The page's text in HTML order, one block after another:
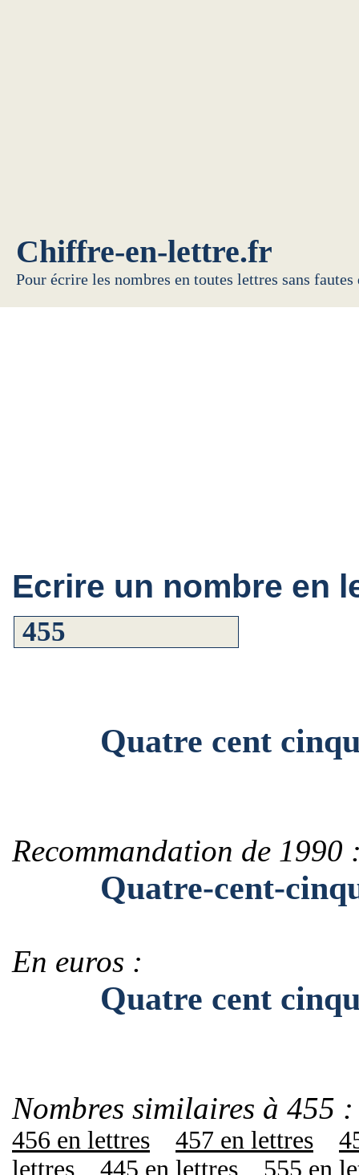
Chiffre-en-lettre.fr
Pour écrire les nombres en toutes lettres sans
Ecrire un nombre en
Quatre cent
Recommandation de 1990
Quatre-cent-
En euros :
Quatre cent
Nombres similaires à 455 :
456 en lettres 457 en lettres
lettres
445 en lettres 555 en